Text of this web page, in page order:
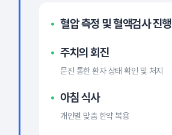
혈압 측정 및 혈액검사 진행
주치의 회진
문진 통한 환자 상태 확인 및 처지
아침 식사
개인별 맞춤 한약 복용